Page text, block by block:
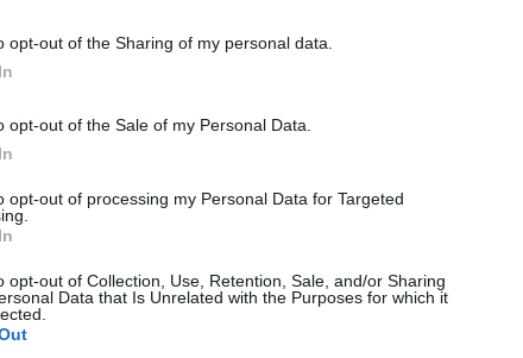
opt-out of the Sharing of my personal data.
opt-out of the Sale of my Personal Data.
opt-out of processing my Personal Data for Targeted
opt-out of Collection, Use, Retention, Sale, and/or Sharing
Data that Is Unrelated with the Purposes for which it
con elementi di forte
riprogettano processi e competenze, altre
della strategia. In questo articolo si